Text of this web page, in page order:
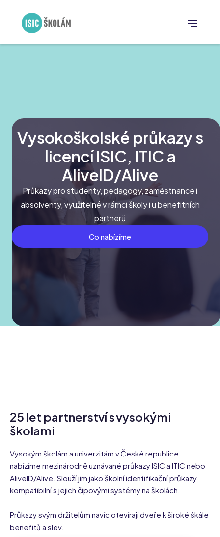
Vysokoškolské průkazy s
licencí ISIC, ITIC a
AliveID/Alive
Průkazy pro studenty, pedagogy, zaměstnance i
absolventy, využitelné v rámci školy i u benefitních
partnerů
Co nabízíme
25 let partnerství s vysokými
školami
Vysokým školám a univerzitám v České republice
nabízíme mezinárodně uznávané průkazy ISIC a ITIC nebo
AliveID/Alive. Slouží jim jako školní identifikační průkazy
kompatibilní s jejich čipovými systémy na školách.
Průkazy svým držitelům navíc otevírají dveře k široké škále
benefitů a slev.